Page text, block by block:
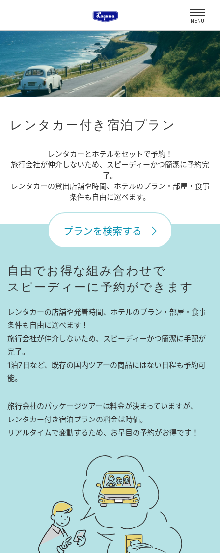
MENU
レンタカー付き宿泊プラン
レンタカーとホテルをセットで予約！
旅行会社が仲介しないため、
スピーディーかつ簡潔に予約完
了。
レンタカーの貸出店舗や時間、 ホテルのプラン・部屋・食事
条件も自由に選べます。
プランを検索する
自由でお得な組み合わせで
スピーディーに予約ができます
レンタカーの店舗や発着時間、ホテルのプラン・部屋・食事
条件も自由に選べます！
旅行会社が仲介しないため、スピーディーかつ簡潔に手配が
完了。
1泊7日など、既存の国内ツアーの商品にはない日程も予約可
能。
旅行会社のパッケージツアーは料金が決まっていますが、
レンタカー付き宿泊プランの料金は時価。
リアルタイムで変動するため、お早目の予約がお得です！